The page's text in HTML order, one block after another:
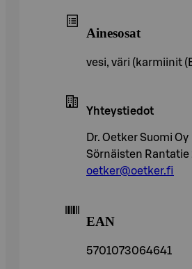
Ainesosat
vesi, väri (karmiinit
Yhteystiedot
Dr. Oetker Suomi Oy
Sörnäisten
oetker@oetker.fi
EAN
5701073064641